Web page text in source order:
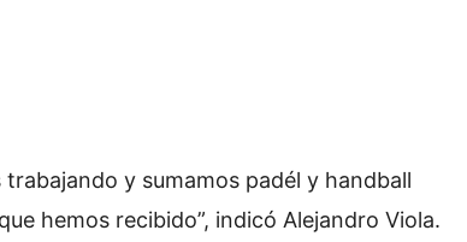
y sumamos padél y handball
hemos recibido”, indicó Alejandro Viola.